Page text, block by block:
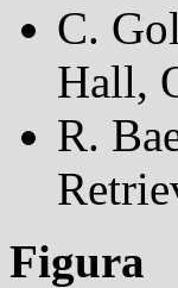
C.
Hall,
R.
Figura